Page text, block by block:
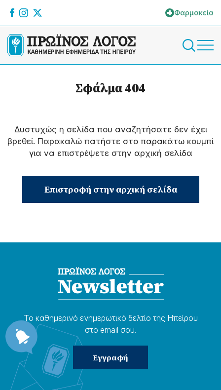
Φαρμακεία
Σφάλμα 404
Δυστυχώς η σελίδα που αναζητήσατε δεν έχει
βρεθεί. Παρακαλώ πατήστε στο παρακάτω κουμπί
για να επιστρέψετε στην αρχική σελίδα
Επιστροφή στην αρχική σελίδα
Το καθημερɩνό ενημερωτɩκό δελτίο της Ηπείρου
στο email σου.